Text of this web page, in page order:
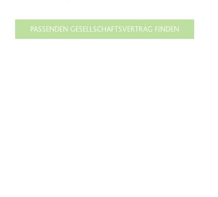
PASSENDEN GESELLSCHAFTSVERTRAG FINDEN